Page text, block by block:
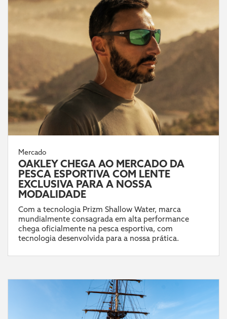
Mercado
OAKLEY CHEGA AO MERCADO DA
PESCA ESPORTIVA COM LENTE
EXCLUSIVA PARA A NOSSA
MODALIDADE
Com a tecnologia Prizm Shallow Water, marca
mundialmente consagrada em alta performance
chega oficialmente na pesca esportiva, com
tecnologia desenvolvida para a nossa prática.